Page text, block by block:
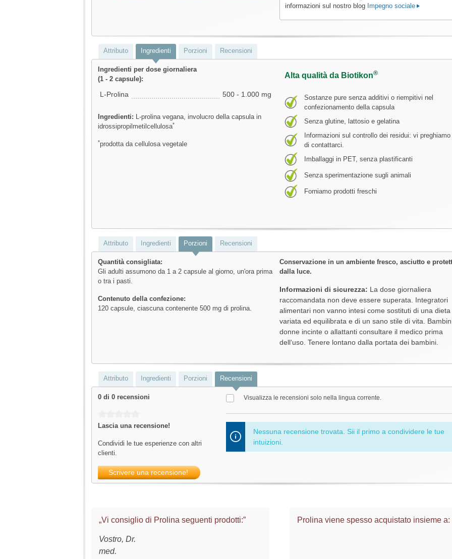
informazioni sul nostro blog Impegno sociale
Attributo Ingredienti Porzioni Recensioni
Ingredienti per dose giornaliera
(1 - 2 capsule):
L-Prolina 500 - 1.000 mg
Ingredienti:
L-prolina vegana, involucro della capsula in
idrossipropilmetilcellulosa*
*prodotta da cellulosa vegetale
Alta qualità da Biotikon®
Sostanze pure senza additivi o riempitivi nel
confezionamento della capsula
Senza glutine, lattosio e gelatina
Informazioni sul controllo dei residui: vi preghiamo
di contattarci.
Imballaggi in PET, senza plastificanti
Senza sperimentazione sugli animali
Forniamo prodotti freschi
Attributo Ingredienti Porzioni Recensioni
Quantità consigliata:
Gli adulti assumono da 1 a 2 capsule al giorno, un'ora prima
o tra i pasti.
Contenuto della confezione:
120 capsule, ciascuna contenente 500 mg di prolina.
Conservazione in un ambiente fresco, asciutto e
dalla luce.
Informazioni di sicurezza: La dose giornaliera
raccomandata non deve essere superata. Integratori
alimentari non vanno intesi come sostituti di una dieta
variata ed equilibrata e di un sano stile di vita.
donne incinte o allattanti consultare il medico prima
dell‘uso. Tenere lontano dalla portata dei bambini.
Attributo Ingredienti Porzioni Recensioni
0 di 0 recensioni
Lascia una recensione!
Condividi le tue esperienze con altri
clienti.
Scrivere una recensione!
Visualizza le recensioni solo nella lingua corrente.
Nessuna recensione trovata. Sii il primo a condividere le tue
intuizioni.
„Vi consiglio di Prolina seguenti prodotti:”
Vostro, Dr.
med.
Prolina viene spesso acquistato insieme a: